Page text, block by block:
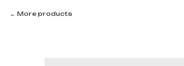
More products